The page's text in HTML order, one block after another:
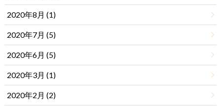
2020年8月 (1)
2020年7月 (5)
2020年6月 (5)
2020年3月 (1)
2020年2月 (2)